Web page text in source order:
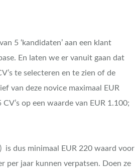
5 ‘kandidaten’ aan een klant
En laten we er vanuit gaan dat
te selecteren en te zien of de
van deze novice maximaal EUR
op een waarde van EUR 1.100;
is dus minimaal EUR 220 waard voor
per jaar kunnen verpatsen. Doen ze